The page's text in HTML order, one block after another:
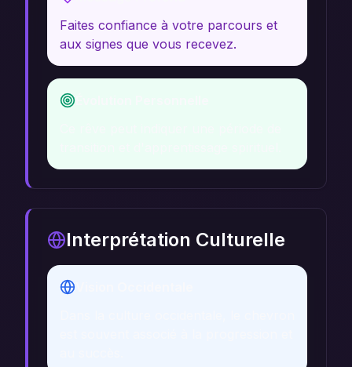
Faites confiance à votre parcours et
aux signes que vous recevez.
Interprétation Culturelle